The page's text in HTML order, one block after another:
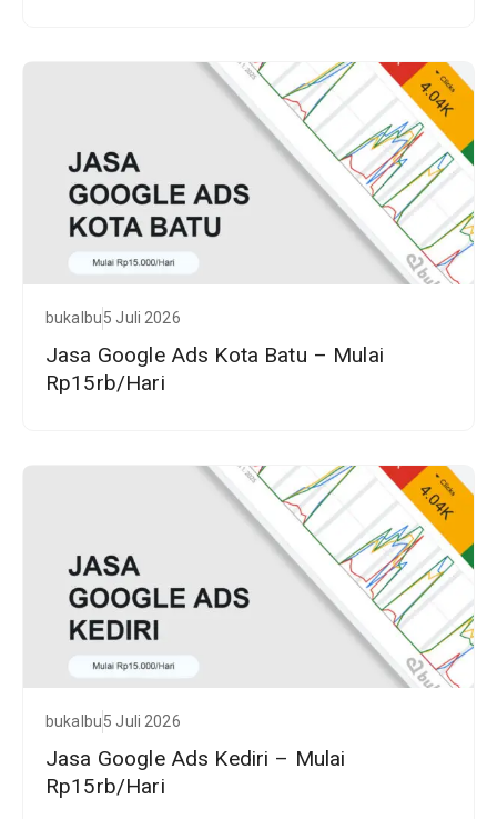
bukalbu5 Juli 2026
Jasa Google Ads Kota Batu – Mulai
Rp15rb/Hari
bukalbu5 Juli 2026
Jasa Google Ads Kediri – Mulai
Rp15rb/Hari